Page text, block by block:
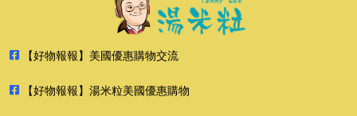
【好物報報】美國優惠購物交流
【好物報報】湯米粒美國優惠購物